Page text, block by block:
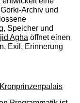
Archiv und
Speicher und
Aghaöffnet einen
Exil, Erinnerung
Kronprinzenpalais